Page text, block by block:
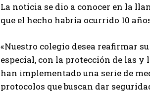
La noticia se dio a conocer en la
que el hecho habría ocurrido 10
«Nuestro colegio desea reafirmar
especial, con la protección de las y
han implementado una serie de
protocolos que buscan dar